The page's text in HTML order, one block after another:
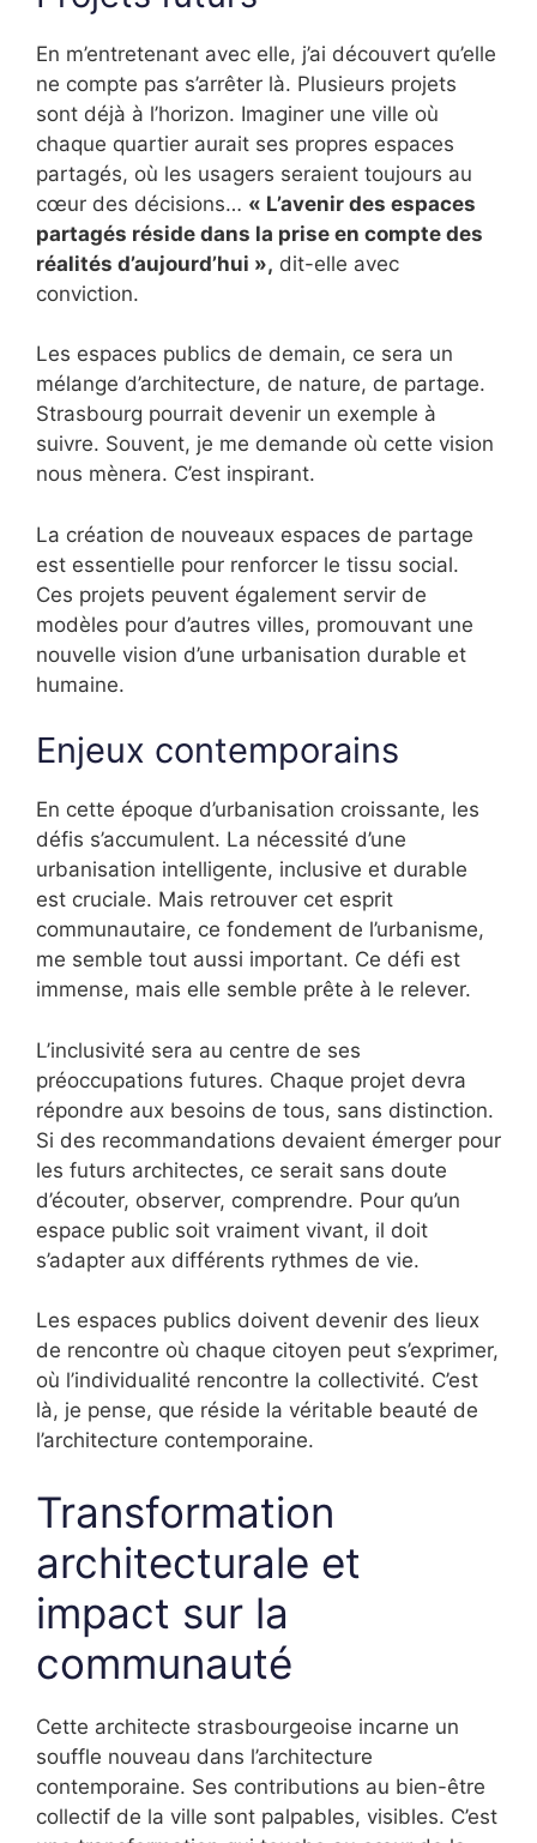
En m’entretenant avec elle, j’ai découvert qu’elle
ne compte pas s’arrêter là. Plusieurs projets
sont déjà à l’horizon. Imaginer une ville où
chaque quartier aurait ses propres espaces
partagés, où les usagers seraient toujours au
cœur des décisions… « L’avenir des espaces
partagés réside dans la prise en compte des
réalités d’aujourd’hui », dit-elle avec
conviction.
Les espaces publics de demain, ce sera un
mélange d’architecture, de nature, de partage.
Strasbourg pourrait devenir un exemple à
suivre. Souvent, je me demande où cette vision
nous mènera. C’est inspirant.
La création de nouveaux espaces de partage
est essentielle pour renforcer le tissu social.
Ces projets peuvent également servir de
modèles pour d’autres villes, promouvant une
nouvelle vision d’une urbanisation durable et
humaine.
Enjeux contemporains
En cette époque d’urbanisation croissante, les
défis s’accumulent. La nécessité d’une
urbanisation intelligente, inclusive et durable
est cruciale. Mais retrouver cet esprit
communautaire, ce fondement de l’urbanisme,
me semble tout aussi important. Ce défi est
immense, mais elle semble prête à le relever.
L’inclusivité sera au centre de ses
préoccupations futures. Chaque projet devra
répondre aux besoins de tous, sans distinction.
Si des recommandations devaient émerger pour
les futurs architectes, ce serait sans doute
d’écouter, observer, comprendre. Pour qu’un
espace public soit vraiment vivant, il doit
s’adapter aux différents rythmes de vie.
Les espaces publics doivent devenir des lieux
de rencontre où chaque citoyen peut s’exprimer,
où l’individualité rencontre la collectivité. C’est
là, je pense, que réside la véritable beauté de
l’architecture contemporaine.
Transformation
architecturale et
impact sur la
communauté
Cette architecte strasbourgeoise incarne un
souffle nouveau dans l’architecture
contemporaine. Ses contributions au bien-être
collectif de la ville sont palpables, visibles. C’est